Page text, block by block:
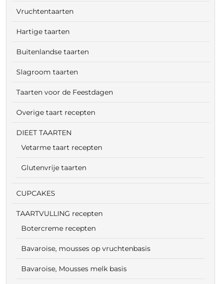
Vruchtentaarten
Hartige taarten
Buitenlandse taarten
Slagroom taarten
Taarten voor de Feestdagen
Overige taart recepten
DIEET TAARTEN
Vetarme taart recepten
Glutenvrije taarten
CUPCAKES
TAARTVULLING recepten
Botercreme recepten
Bavaroise, mousses op vruchtenbasis
Bavaroise, Mousses melk basis